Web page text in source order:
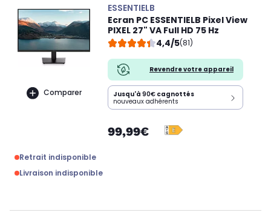
Comparer
ESSENTIELB
Ecran PC ESSENTIELB Pixel View
PIXEL 27" VA Full HD 75 Hz
4,4/5(81)
Revendre votre appareil
Jusqu'à 90€ cagnottés
nouveaux adhérents
99,99€
Retrait indisponible
Livraison indisponible